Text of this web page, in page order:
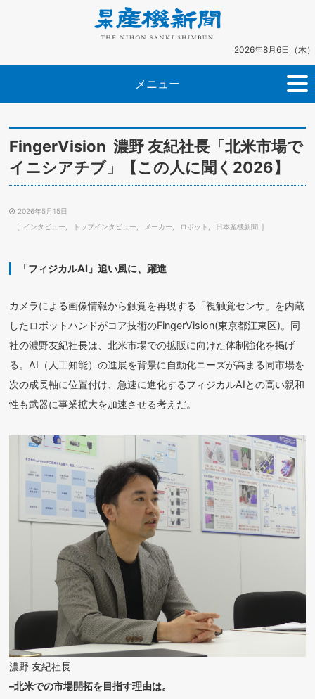
2026年8月6日（木）
メニュー
FingerVision 濃野 友紀社長「北米市場で
イニシアチブ」【この人に聞く2026】
2026年5月15日
インタビュー
トップインタビュー メーカー ロボット 日本産機新聞
「フィジカルAI」追い風に、躍進
カメラによる画像情報から触覚を再現する「視触覚センサ」を内蔵
したロボットハンドがコア技術のFingerVision(東京都江東区)。同
社の濃野友紀社長は、北米市場での拡販に向けた体制強化を掲げ
る。AI（人工知能）の進展を背景に自動化ニーズが高まる同市場を
次の成長軸に位置付け、急速に進化するフィジカルAIとの高い親和
性も武器に事業拡大を加速させる考えだ。
濃野 友紀社長
–北米での市場開拓を目指す理由は。